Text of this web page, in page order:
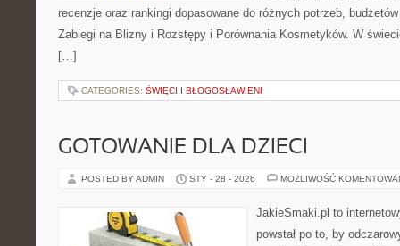
recenzje oraz rankingi dopasowane do różnych potrzeb,
Zabiegi na Blizny i Rozstępy i Porównania Kosmetyków. W
[…]
CATEGORIES: ŚWIĘCI I BŁOGOSŁAWIENI
GOTOWANIE DLA DZIECI
POSTED BY ADMIN STY - 28 - 2026 MOŻLIWOŚĆ
JakieSmaki.pl to
powstał po to, by